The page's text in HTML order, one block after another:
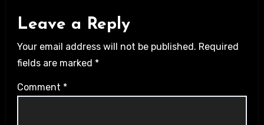
Leave a Reply
Your email address will not be published. Required
fields are marked *
Comment *